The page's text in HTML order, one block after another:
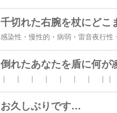
千切れた右腕を杖にど
倒れたあなたを盾に何
お久しぶりです…